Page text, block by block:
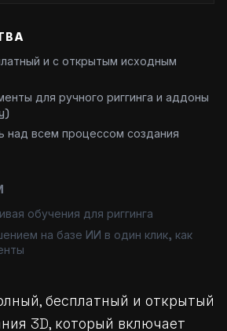
и с открытым исходным
для ручного риггинга и аддоны
над всем процессом создания
обучения для риггинга
на базе ИИ в один клик, как
бесплатный и открытый
3D, который включает